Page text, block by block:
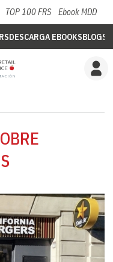
TOP 100 FRS Ebook MDD
DESCARGA EBOOKSBLOGS